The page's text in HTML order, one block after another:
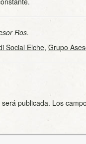
Ros.
Social Elche, Grupo
publicada. Los